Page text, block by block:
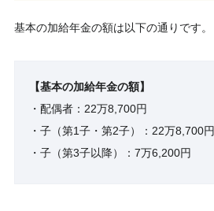
基本の加給年金の額は以下の通りです。
【基本の加給年金の額】
・配偶者：22万8,700円
・子（第1子・第2子）：22万8,700円
・子（第3子以降）：7万6,200円